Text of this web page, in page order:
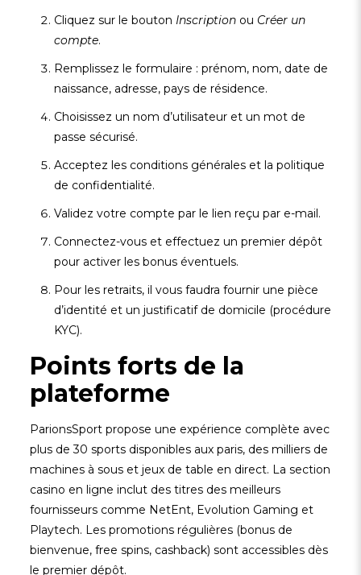
Cliquez sur le bouton Inscriptionou Créer un
compte.
Remplissez le formulaire : prénom, nom, date de
naissance, adresse, pays de résidence.
Choisissez un nom d’utilisateur et un mot de
passe sécurisé.
Acceptez les conditions générales et la politique
de confidentialité.
Validez votre compte par le lien reçu par e-mail.
Connectez-vous et effectuez un premier dépôt
pour activer les bonus éventuels.
Pour les retraits, il vous faudra fournir une pièce
d’identité et un justificatif de domicile (procédure
KYC).
Points forts de la
plateforme
ParionsSport propose une expérience complète avec
plus de 30 sports disponibles aux paris, des milliers de
machines à sous et jeux de table en direct. La section
casino en ligne inclut des titres des meilleurs
fournisseurs comme NetEnt, Evolution Gaming et
Playtech. Les promotions régulières (bonus de
bienvenue, free spins, cashback) sont accessibles dès
le premier dépôt.